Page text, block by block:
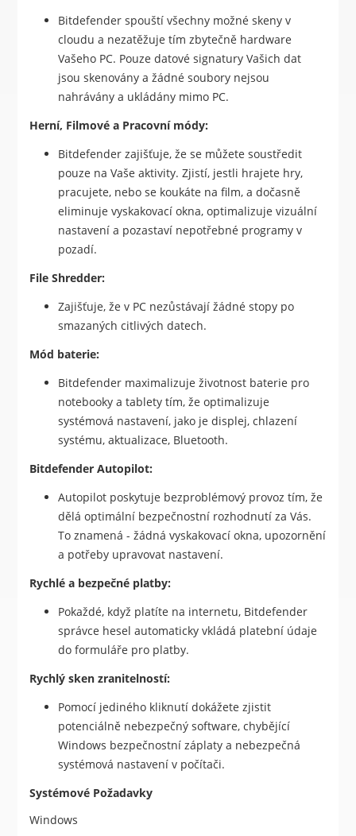
Bitdefender spouští všechny možné skeny v
cloudu a nezatěžuje tím zbytečně hardware
Vašeho PC. Pouze datové signatury Vašich dat
jsou skenovány a žádné soubory nejsou
nahrávány a ukládány mimo PC.
Herní, Filmové a Pracovní módy:
Bitdefender zajišťuje, že se můžete soustředit
pouze na Vaše aktivity. Zjistí, jestli hrajete hry,
pracujete, nebo se koukáte na film, a dočasně
eliminuje vyskakovací okna, optimalizuje vizuální
nastavení a pozastaví nepotřebné programy v
pozadí.
File Shredder:
Zajišťuje, že v PC nezůstávají žádné stopy po
smazaných citlivých datech.
Mód baterie:
Bitdefender maximalizuje životnost baterie pro
notebooky a tablety tím, že optimalizuje
systémová nastavení, jako je displej, chlazení
systému, aktualizace, Bluetooth.
Bitdefender Autopilot:
Autopilot poskytuje bezproblémový provoz tím, že
dělá optimální bezpečnostní rozhodnutí za Vás.
To znamená - žádná vyskakovací okna, upozornění
a potřeby upravovat nastavení.
Rychlé a bezpečné platby:
Pokaždé, když platíte na internetu, Bitdefender
správce hesel automaticky vkládá platební údaje
do formuláře pro platby.
Rychlý sken zranitelností:
Pomocí jediného kliknutí dokážete zjistit
potenciálně nebezpečný software, chybějící
Windows bezpečnostní záplaty a nebezpečná
systémová nastavení v počítači.
Systémové Požadavky
Windows